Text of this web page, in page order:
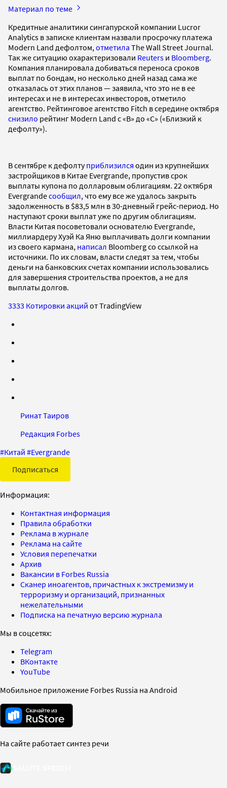
Материал по теме
Кредитные аналитики сингапурской компании Lucror
Analytics в записке клиентам назвали просрочку платежа
Modern Land дефолтом, отметила The Wall Street Journal.
Так же ситуацию охарактеризовали Reuters и Bloomberg.
Компания планировала добиваться переноса сроков
выплат по бондам, но несколько дней назад сама же
отказалась от этих планов — заявила, что это не в ее
интересах и не в интересах инвесторов, отметило
агентство. Рейтинговое агентство Fitch в середине октября
снизило рейтинг Modern Land с «B» до «С» («Близкий к
дефолту»).
В сентябре к дефолтуприблизился один из крупнейших
застройщиков в Китае Evergrande, пропустив срок
выплаты купона по долларовым облигациям. 22 октября
Evergrandeсообщил, что ему все же удалось закрыть
задолженность в $83,5 млн в 30-дневный грейс-период. Но
наступают сроки выплат уже по другим облигациям.
Власти Китая посоветовали основателю Evergrande,
миллиардеру Хуэй Ка Яню выплачивать долги компании
из своего кармана, написал Bloomberg со ссылкой на
источники. По их словам, власти следят за тем, чтобы
деньги на банковских счетах компании использовались
для завершения строительства проектов, а не для
выплаты долгов.
3333 Котировки акций от TradingView
Ринат Таиров
Редакция Forbes
#Китай #Evergrande
Подписаться
Информация:
Контактная информация
Правила обработки
Реклама в журнале
Реклама на сайте
Условия перепечатки
Архив
Вакансии в Forbes Russia
Сканер иноагентов, причастных к экстремизму и
терроризму и организаций, признанных
нежелательными
Подписка на печатную версию журнала
Мы в соцсетях:
Telegram
ВКонтакте
YouTube
Мобильное приложение Forbes Russia на Android
На сайте работает синтез речи